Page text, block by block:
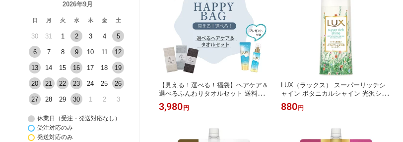
2026年9月
日 月 火 水 木 金 土
30 31 1 2 3 4 5
6 7 8 9 10 11 12
13 14 15 16 17 18 19
20 21 22 23 24 25 26
27 28 29 30 1 2 3
休業日（受注・発送対応なし）
受注対応のみ
発送対応のみ
【見える！選べる！福袋】ヘアケア＆
選べるふんわりタオルセット 送料無
料 ダメージケア エアーかおる プレゼ
ント付 フェイスタオル お得 大特価
ンディショナー LUX ラックス UV ヘ
3,980 円
LUX（ラックス） スーパーリッチシ
ャイン ボタニカルシャイン 光沢シャ
ンプー ポンプ 430g ユニリーバ
880 円